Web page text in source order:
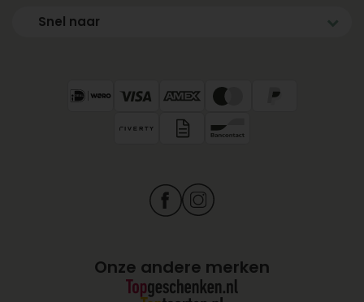
Snel naar
Onze andere merken